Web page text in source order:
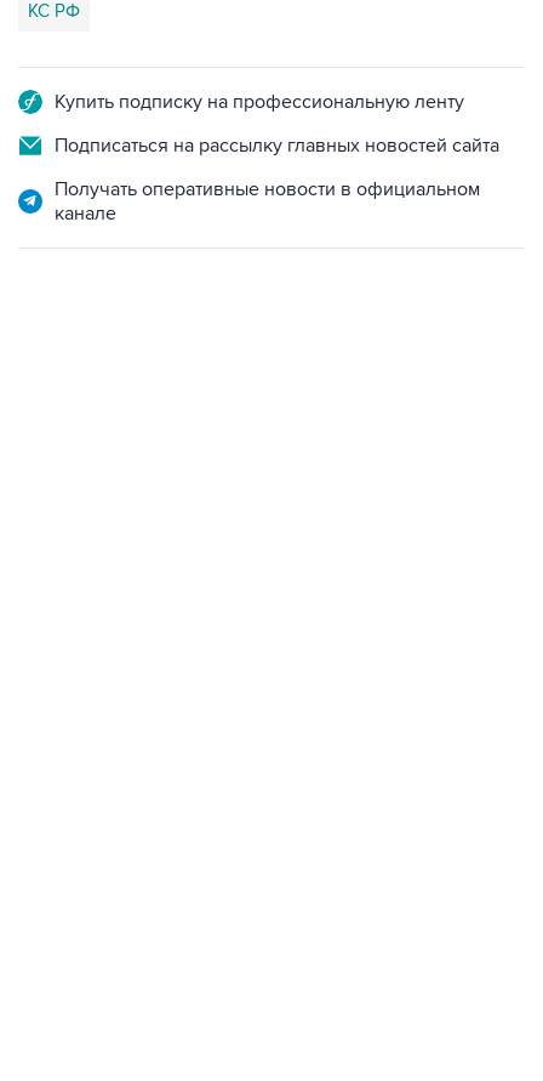
КС РФ
Купить подписку на профессиональную ленту
Подписаться на рассылку главных новостей сайта
Получать оперативные новости в официальном
канале